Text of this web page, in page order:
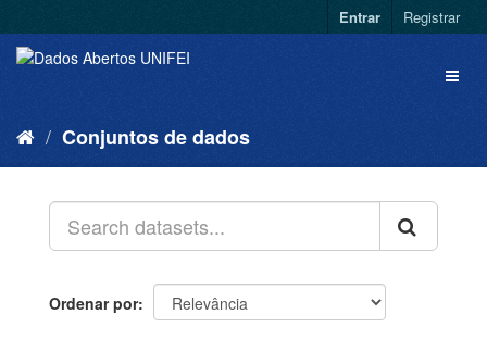
Entrar Registrar
Conjuntos de dados
Ordenar por